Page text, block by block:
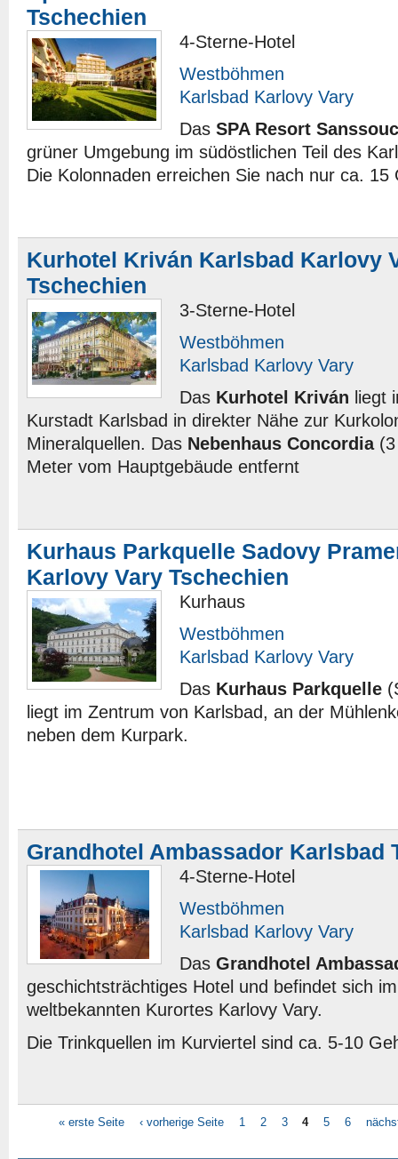
Tschechien
4-Sterne-Hotel
Westböhmen
Karlsbad Karlovy Vary
Das SPA Resort
grüner Umgebung im südöstlichen Teil des
Die Kolonnaden erreichen Sie nach nur ca. 15
Kurhotel Kriván Karlsbad Karlovy
Tschechien
3-Sterne-Hotel
Westböhmen
Karlsbad Karlovy Vary
Das Kurhotel Kriván liegt
Kurstadt Karlsbad in direkter Nähe zur
Mineralquellen. Das Nebenhaus Concordia(3
Meter vom Hauptgebäude entfernt
Kurhaus Parkquelle Sadovy
Karlovy Vary Tschechien
Kurhaus
Westböhmen
Karlsbad Karlovy Vary
Das Kurhaus Parkquelle
liegt im Zentrum von Karlsbad, an der
neben dem Kurpark.
Grandhotel Ambassador Karlsbad
4-Sterne-Hotel
Westböhmen
Karlsbad Karlovy Vary
Das Grandhotel
geschichtsträchtiges Hotel und befindet sich
weltbekannten Kurortes Karlovy Vary.
Die Trinkquellen im Kurviertel sind ca. 5-10
« erste Seite ‹ vorherige Seite 1 2 3 4 5 6